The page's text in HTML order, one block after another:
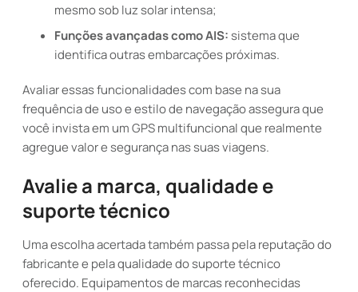
mesmo sob luz solar intensa;
Funções avançadas como AIS:sistema que
identifica outras embarcações próximas.
Avaliar essas funcionalidades com base na sua
frequência de uso e estilo de navegação assegura que
você invista em um GPS multifuncional que realmente
agregue valor e segurança nas suas viagens.
Avalie a marca, qualidade e
suporte técnico
Uma escolha acertada também passa pela reputação do
fabricante e pela qualidade do suporte técnico
oferecido. Equipamentos de marcas reconhecidas